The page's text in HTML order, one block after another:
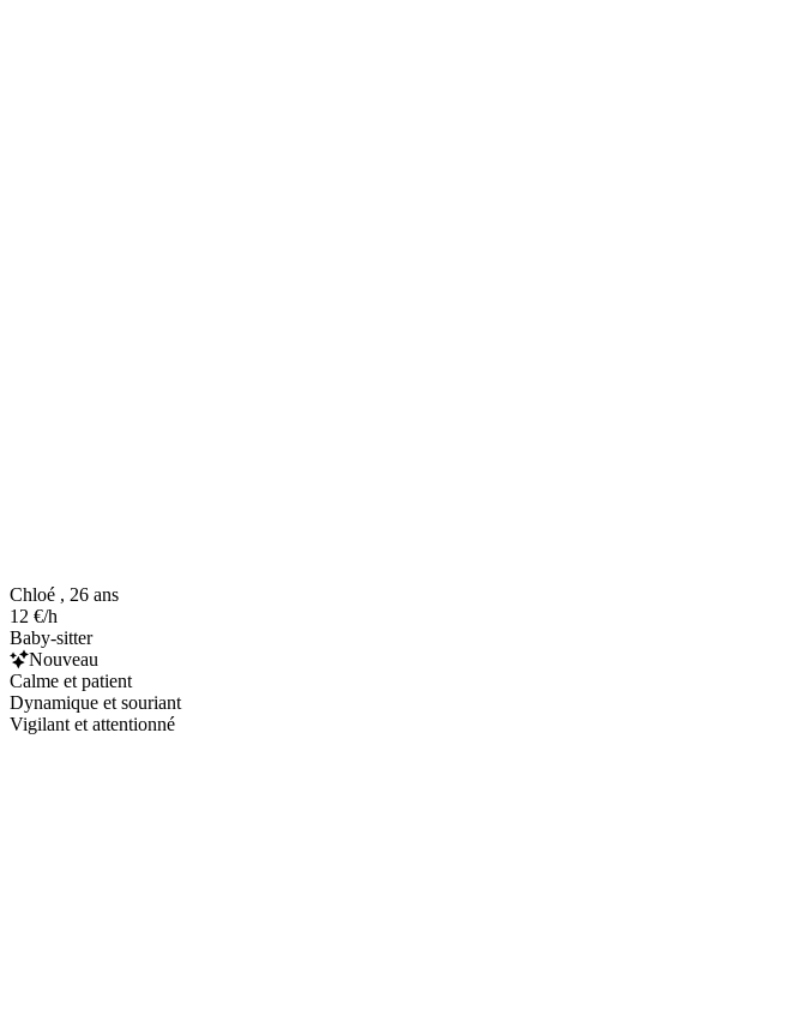
Chloé , 26 ans
12 €/h
Baby-sitter
Nouveau
Calme et patient
Dynamique et souriant
Vigilant et attentionné